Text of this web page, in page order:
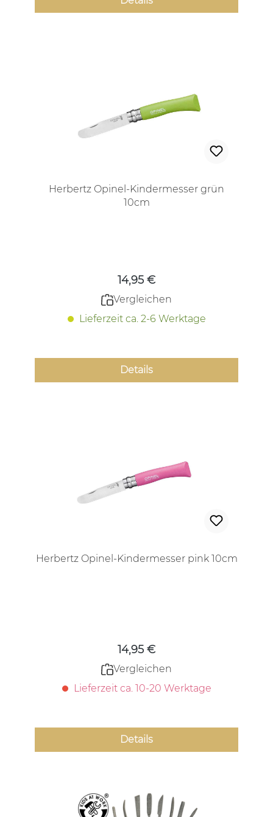
Herbertz Opinel-Kindermesser grün
10cm
14,95 €
Vergleichen
Lieferzeit ca. 2-6 Werktage
Details
Herbertz Opinel-Kindermesser pink 10cm
14,95 €
Vergleichen
Lieferzeit ca. 10-20 Werktage
Details